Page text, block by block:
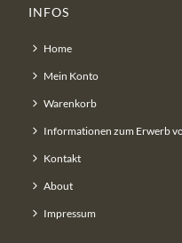
INFOS
Home
Mein Konto
Warenkorb
Informationen zum Erwerb
Kontakt
About
Impressum